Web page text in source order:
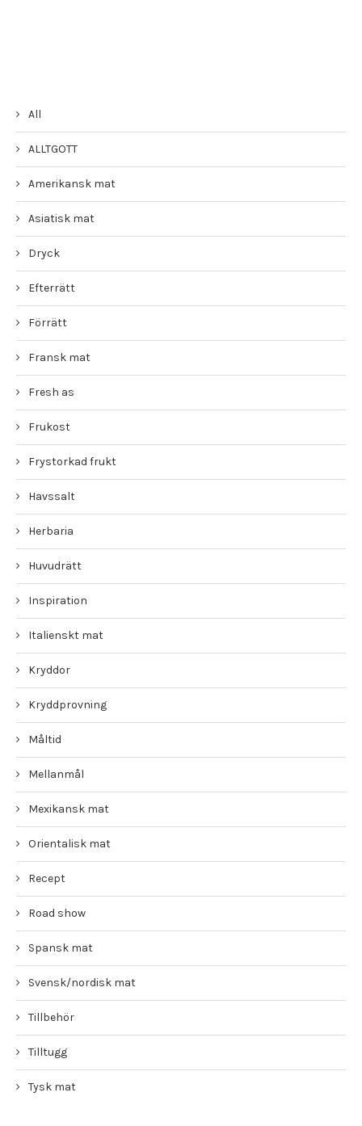
All
ALLTGOTT
Amerikansk mat
Asiatisk mat
Dryck
Efterrätt
Förrätt
Fransk mat
Fresh as
Frukost
Frystorkad frukt
Havssalt
Herbaria
Huvudrätt
Inspiration
Italienskt mat
Kryddor
Kryddprovning
Måltid
Mellanmål
Mexikansk mat
Orientalisk mat
Recept
Road show
Spansk mat
Svensk/nordisk mat
Tillbehör
Tilltugg
Tysk mat